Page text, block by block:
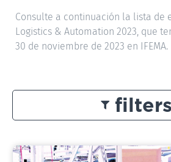
Consulte a continuación la lista de
Logistics & Automation 2023, que
30 de noviembre de 2023 en IFEMA.
filters